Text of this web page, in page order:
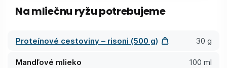
Na mliečnu ryžu potrebujeme
Proteínové cestoviny – risoni (500 g) 30 g
Mandľové mlieko 100 ml